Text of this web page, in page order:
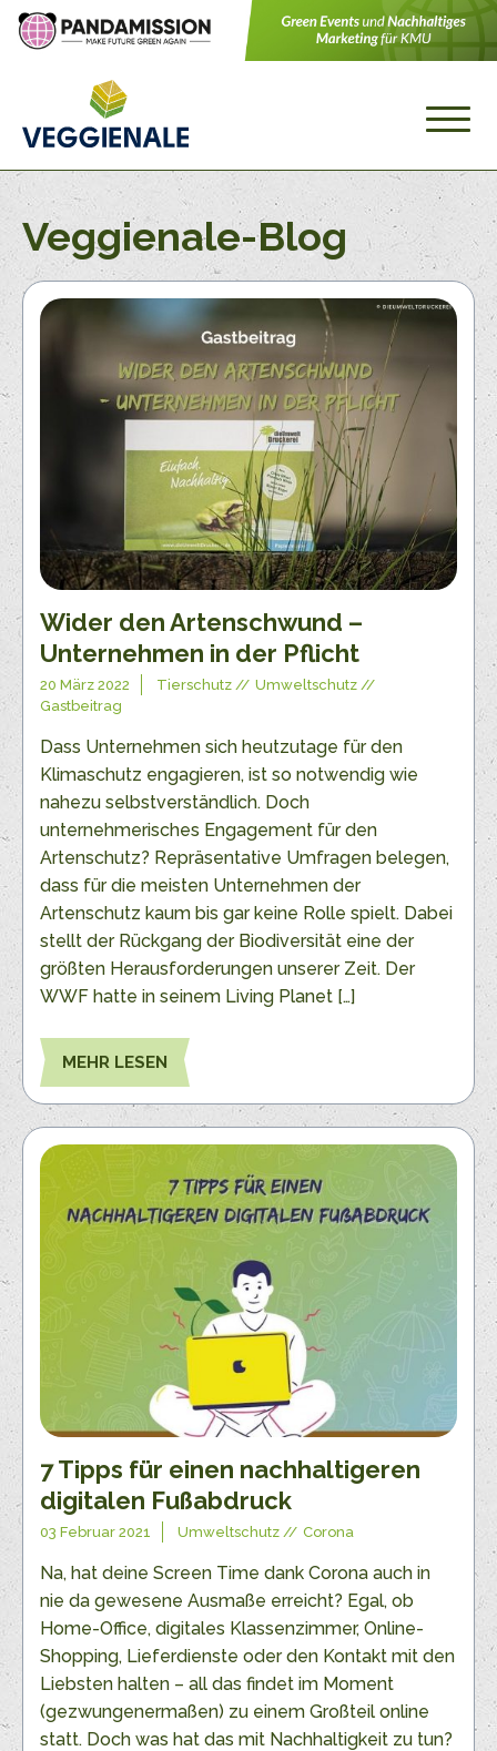
Veggienale-Blog
Wider den Artenschwund –
Unternehmen in der Pflicht
20 März 2022 Tierschutz
Umweltschutz
Gastbeitrag
Dass Unternehmen sich heutzutage für den
Klimaschutz engagieren, ist so notwendig wie
nahezu selbstverständlich. Doch
unternehmerisches Engagement für den
Artenschutz? Repräsentative Umfragen belegen,
dass für die meisten Unternehmen der
Artenschutz kaum bis gar keine Rolle spielt. Dabei
stellt der Rückgang der Biodiversität eine der
größten Herausforderungen unserer Zeit. Der
WWF hatte in seinem Living Planet […]
MEHR LESEN
7 Tipps für einen nachhaltigeren
digitalen Fußabdruck
03 Februar 2021 Umweltschutz Corona
Na, hat deine Screen Time dank Corona auch in
nie da gewesene Ausmaße erreicht? Egal, ob
Home-Office, digitales Klassenzimmer, Online-
Shopping, Lieferdienste oder den Kontakt mit den
Liebsten halten – all das findet im Moment
(gezwungenermaßen) zu einem Großteil online
statt. Doch was hat das mit Nachhaltigkeit zu tun?